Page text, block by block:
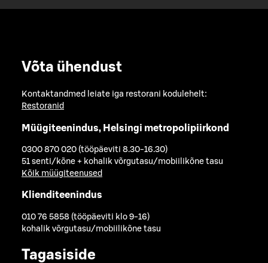
Võta ühendust
Kontaktandmed leiate iga restorani kodulehelt:
Restoranid
Müügiteenindus, Helsingi metropolipiirkond
0300 870 020 (tööpäeviti 8.30-16.30)
51 senti/kõne + kohalik võrgutasu/mobiilikõne tasu
Kõik müügiteenused
Klienditeenindus
010 76 5858 (tööpäeviti klo 9-16)
kohalik võrgutasu/mobiilikõne tasu
Tagasiside